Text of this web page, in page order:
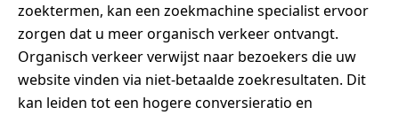
zoektermen, kan een zoekmachine specialist ervoor
zorgen dat u meer organisch verkeer ontvangt.
Organisch verkeer verwijst naar bezoekers die uw
website vinden via niet-betaalde zoekresultaten. Dit
kan leiden tot een hogere conversieratio en